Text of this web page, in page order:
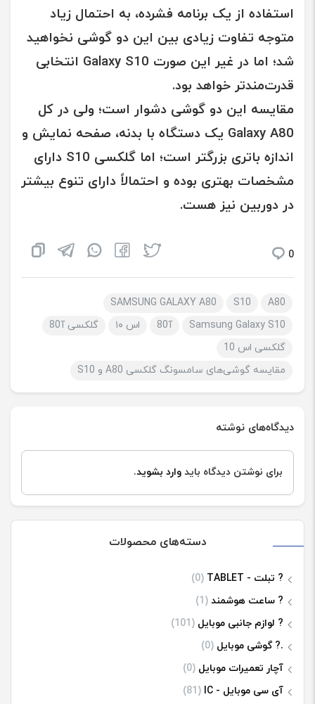
دسته‌های محصولات
? تبلت - TABLET
(0)
? ساعت هوشمند (1)
? لوازم جانبی موبایل (101)
.? گوشی موبایل (0)
آچار تعمیرات موبایل (0)
آی سی موبایل - IC
(81)
استفاده از یک برنامه فشرده، به احتمال زیاد
متوجه تفاوت زیادی بین این دو گوشی نخواهید
شد؛ اما در غیر این صورت Galaxy S10 انتخابی
قدرت‌مندتر خواهد بود.
مقایسه این دو گوشی دشوار است؛ ولی در کل
Galaxy A80 یک دستگاه با بدنه، صفحه نمایش و
اندازه باتری بزرگتر است؛ اما گلکسی S10
دارای
مشخصات بهتری بوده و احتمالاً دارای تنوع بیشتر
در دوربین نیز هست.
0
A80
S10
SAMSUNG GALAXY A80
Samsung Galaxy S10
آ80 اس ۱۰
گلکسی آ80
گلکسی اس 10
مقایسه گوشی‌های سامسونگ گلکسی A80 و S10
دیدگاه‌های نوشته
برای نوشتن دیدگاه باید وارد بشوید.